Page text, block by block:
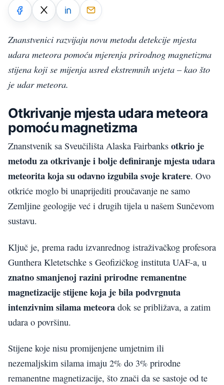
Znanstvenici razvijaju novu metodu detekcije mjesta
udara meteora pomoću mjerenja prirodnog magnetizma
stijena koji se mijenja usred ekstremnih uvjeta – kao što
je udar meteora.
Otkrivanje mjesta udara meteora
pomoću magnetizma
Znanstvenik sa Sveučilišta Alaska Fairbanks otkrio je
metodu za otkrivanje i bolje definiranje mjesta udara
meteorita koja su odavno izgubila svoje kratere. Ovo
otkriće moglo bi unaprijediti proučavanje ne samo
Zemljine geologije već i drugih tijela u našem Sunčevom
sustavu.
Ključ je, prema radu izvanrednog istraživačkog profesora
Gunthera Kletetschke s Geofizičkog instituta UAF-a, u
znatno smanjenoj razini prirodne remanentne
magnetizacije stijene koja je bila podvrgnuta
intenzivnim silama meteora dok se približava, a zatim
udara o površinu.
Stijene koje nisu promijenjene umjetnim ili
nezemaljskim silama imaju 2% do 3% prirodne
remanentne magnetizacije, što znači da se sastoje od te